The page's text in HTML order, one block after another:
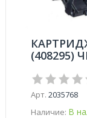
(408295)
Арт. 2035768
Наличие: В